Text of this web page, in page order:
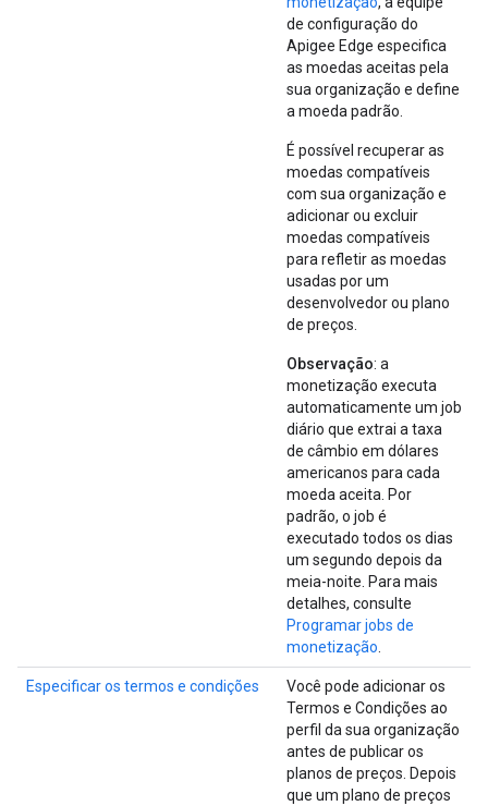
de configuração do
Apigee Edge especifica
as moedas aceitas pela
sua organização e define
a moeda padrão.
É possível recuperar as
moedas compatíveis
com sua organização e
adicionar ou excluir
moedas compatíveis
para refletir as moedas
usadas por um
desenvolvedor ou plano
de preços.
Observação: a
monetização executa
automaticamente um job
diário que extrai a taxa
de câmbio em dólares
americanos para cada
moeda aceita. Por
padrão, o job é
executado todos os dias
um segundo depois da
meia-noite. Para mais
detalhes, consulte
Programar jobs de
monetização
Especificar os termos e condições
Você pode adicionar os
Termos e Condições ao
perfil da sua organização
antes de publicar os
planos de preços. Depois
que um plano de preços